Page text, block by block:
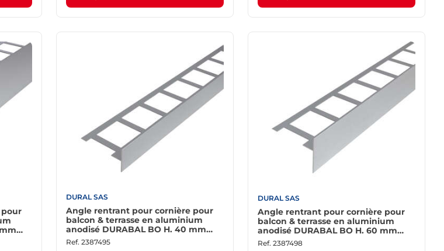
DURAL SAS
Angle rentrant pour cornière pour
balcon & terrasse en aluminium
anodisé DURABAL BO H. 40 mm
argent
Ref. 2387495
DURAL SAS
Angle rentrant pour cornière pour
balcon & terrasse en aluminium
anodisé DURABAL BO H. 60 mm
argent
Ref. 2387498